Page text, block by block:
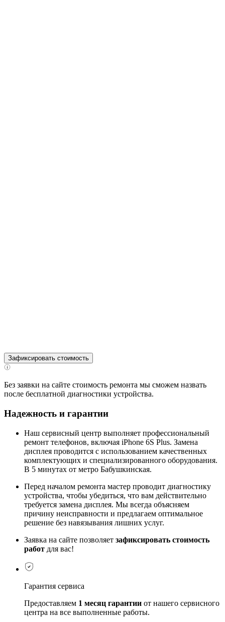
Зафиксировать стоимость
Без заявки на сайте стоимость ремонта мы сможем назвать
после бесплатной диагностики устройства.
Надежность и гарантии
Наш сервисный центр выполняет профессиональный
ремонт телефонов, включая iPhone 6S Plus. Замена
дисплея проводится с использованием качественных
комплектующих и специализированного оборудования.
В 5 минутах от метро Бабушкинская.
Перед началом ремонта мастер проводит диагностику
устройства, чтобы убедиться, что вам действительно
требуется замена дисплея. Мы всегда объясняем
причину неисправности и предлагаем оптимальное
решение без навязывания лишних услуг.
Заявка на сайте позволяет зафиксировать стоимость
работ для вас!
Гарантия сервиса
Предоставляем 1 месяц гарантии от нашего сервисного
центра на все выполненные работы.